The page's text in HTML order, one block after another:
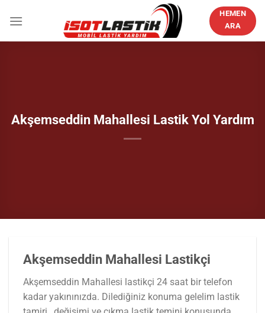
atla
HEMEN
ARA
Akşemseddin Mahallesi Lastik Yol Yardım
Akşemseddin Mahallesi Lastikçi
Akşemseddin Mahallesi lastikçi 24 saat bir telefon
kadar yakınınızda. Dilediğiniz konuma gelelim lastik